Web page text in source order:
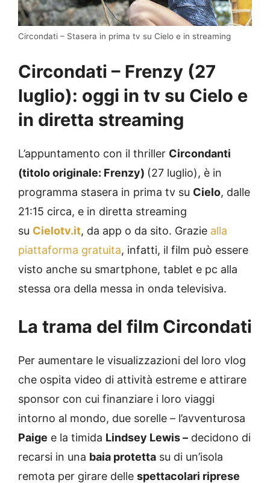
Circondati – Stasera in prima tv su Cielo e in streaming
Circondati – Frenzy (27
luglio): oggi in tv su Cielo e
in diretta streaming
L’appuntamento con il thriller Circondanti
(titolo originale: Frenzy) (27 luglio), è in
programma stasera in prima tv su Cielo, dalle
21:15 circa, e in diretta streaming
su Cielotv.it, da app o da sito. Grazie alla
piattaforma gratuita, infatti, il film può essere
visto anche su smartphone, tablet e pc alla
stessa ora della messa in onda televisiva.
La trama del film Circondati
Per aumentare le visualizzazioni del loro vlog
che ospita video di attività estreme e attirare
sponsor con cui finanziare i loro viaggi
intorno al mondo, due sorelle – l’avventurosa
Paige e la timida Lindsey Lewis – decidono di
recarsi in una baia protetta su di un’isola
remota per girare delle spettacolari riprese